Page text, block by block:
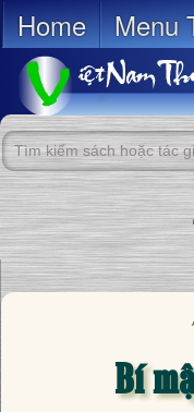
Home Menu
Bí